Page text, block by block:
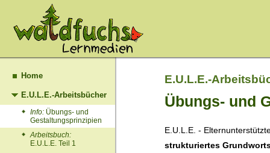
Home
E.U.L.E.-Arbeitsbücher
Info: Übungs- und
Gestaltungsprinzipien
Arbeitsbuch:
E.U.L.E. Teil 1
E.U.L.E.-
Übungs- und
E.U.L.E. -
strukturiertes